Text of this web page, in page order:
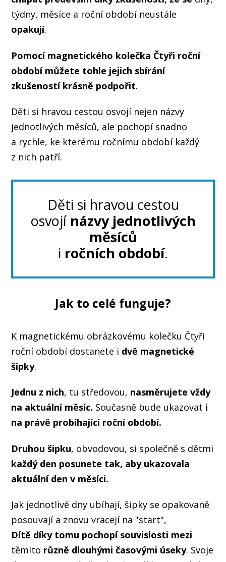
týdny, měsíce a roční období neustále
opakují.
Pomocí magnetického kolečka Čtyři roční
období můžete tohle jejich sbírání
zkušeností krásně podpořit.
Děti si hravou cestou osvojí nejen názvy
jednotlivých měsíců, ale pochopí snadno
a rychle, ke kterému ročnímu období každý
z nich patří.
Děti si hravou cestou
osvojí názvy jednotlivých
měsíců
i ročních období.
Jak to celé funguje?
K magnetickému obrázkovému kolečku Čtyři
roční období dostanete i dvě magnetické
šipky.
Jednu z nich, tu středovou, nasměrujete vždy
na aktuální měsíc. Současně bude ukazovat i
na právě probíhající roční období.
Druhou šipku, obvodovou, si společně s dětmi
každý den posunete tak, aby ukazovala
aktuální den v měsíci.
Jak jednotlivé dny ubíhají, šipky se opakovaně
posouvají a znovu vracejí na "start",
Dítě díky tomu pochopí souvislosti mezi
těmito různě dlouhými časovými úseky. Svoje